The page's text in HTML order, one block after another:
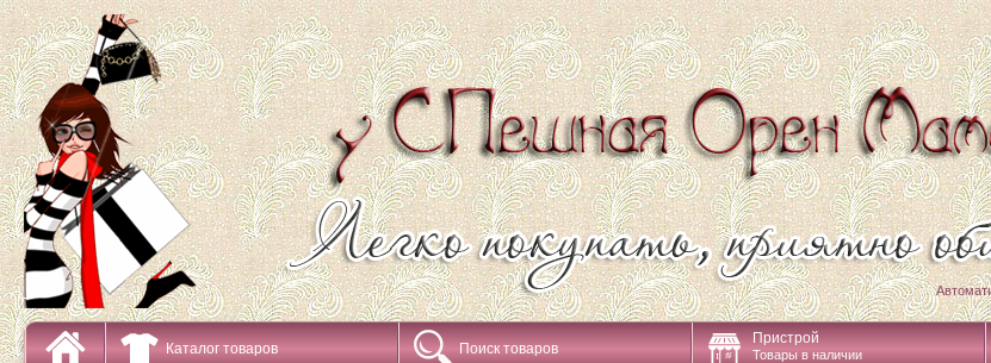
Каталог товаров Поиск товаров
Пристрой
Товары в наличии